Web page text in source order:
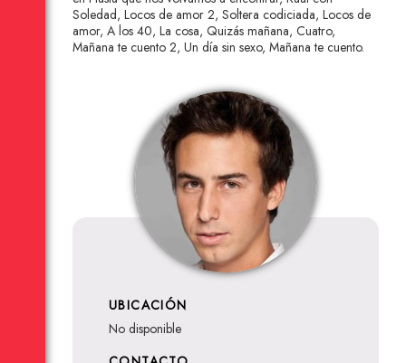
Soledad, Locos de amor 2, Soltera codiciada, Locos de
amor, A los 40, La cosa, Quizás mañana, Cuatro,
Mañana te cuento 2, Un día sin sexo, Mañana te cuento.
UBICACIÓN
no disponible